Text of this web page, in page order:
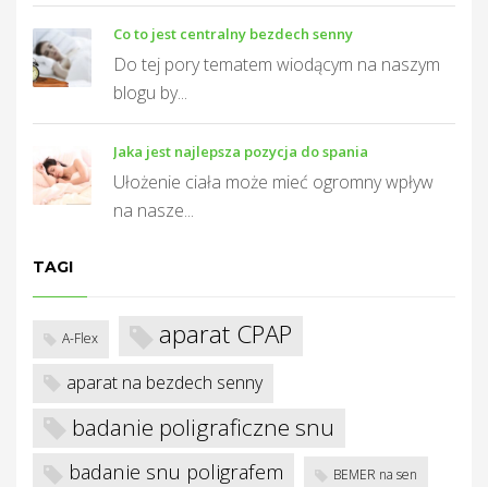
Co to jest centralny bezdech senny
Do tej pory tematem wiodącym na naszym
blogu by...
Jaka jest najlepsza pozycja do spania
Ułożenie ciała może mieć ogromny wpływ
na nasze...
TAGI
A-Flex aparat CPAP
aparat na bezdech senny
badanie poligraficzne snu
badanie snu poligrafem BEMER na sen